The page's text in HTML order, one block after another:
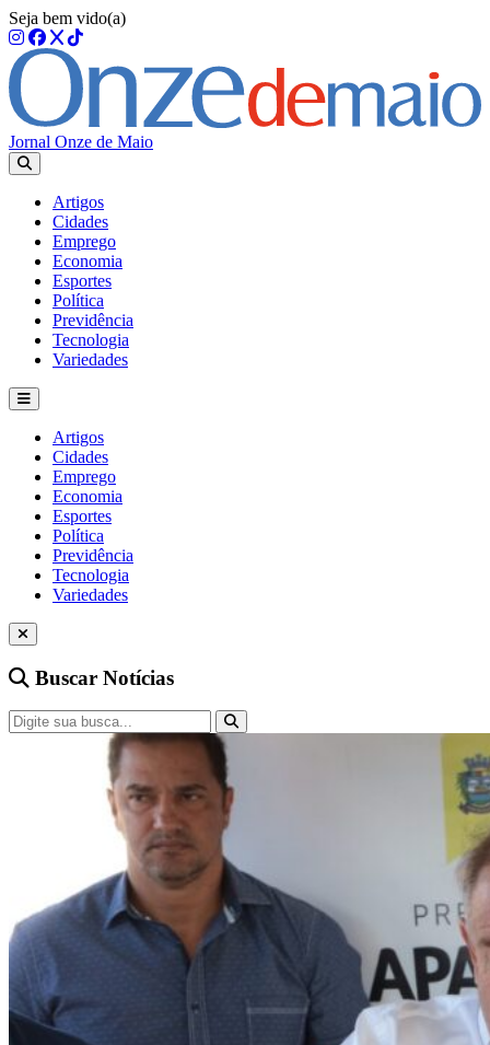
Seja bem vido(a)
Jornal Onze de Maio
Artigos
Cidades
Emprego
Economia
Esportes
Política
Previdência
Tecnologia
Variedades
Artigos
Cidades
Emprego
Economia
Esportes
Política
Previdência
Tecnologia
Variedades
Buscar Notícias